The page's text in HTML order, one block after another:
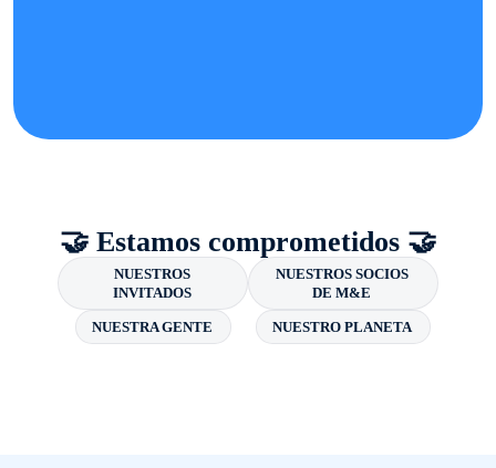
🤝 Estamos comprometidos 🤝
NUESTROS
INVITADOS
NUESTROS SOCIOS
DE M&E
NUESTRA GENTE NUESTRO PLANETA